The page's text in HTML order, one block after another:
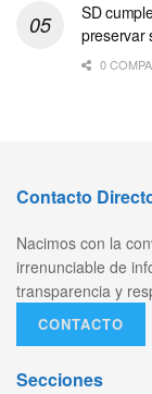
SD
preservar
0
Contacto
Nacimos con la
irrenunciable de
transparencia y
CONTACTO
Secciones